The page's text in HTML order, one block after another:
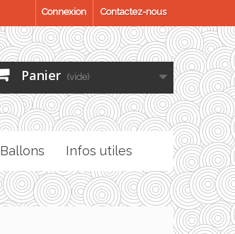
Contactez-nous
Connexion
Panier (vide)
Ballons Infos utiles